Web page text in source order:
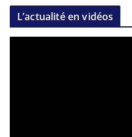
L’actualité en vidéos